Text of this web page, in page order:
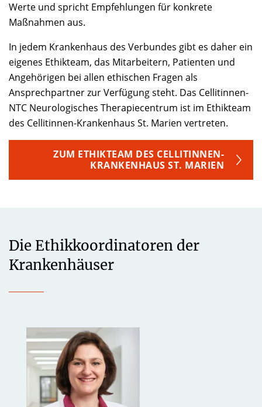
Werte und spricht Empfehlungen für konkrete
Maßnahmen aus.
In jedem Krankenhaus des Verbundes gibt es daher ein
eigenes Ethikteam, das Mitarbeitern, Patienten und
Angehörigen bei allen ethischen Fragen als
Ansprechpartner zur Verfügung steht. Das Cellitinnen-
NTC Neurologisches Therapiecentrum ist im Ethikteam
des Cellitinnen-Krankenhaus St. Marien vertreten.
ZUM ETHIKTEAM DES CELLITINNEN-
KRANKENHAUS ST. MARIEN
Die Ethikkoordinatoren der
Krankenhäuser